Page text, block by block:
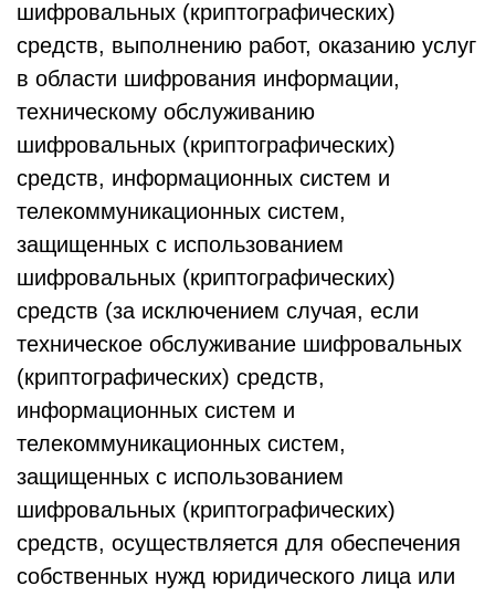
шифровальных (криптографических)
средств, выполнению работ, оказанию услуг
в области шифрования информации,
техническому обслуживанию
шифровальных (криптографических)
средств, информационных систем и
телекоммуникационных систем,
защищенных с использованием
шифровальных (криптографических)
средств (за исключением случая, если
техническое обслуживание шифровальных
(криптографических) средств,
информационных систем и
телекоммуникационных систем,
защищенных с использованием
шифровальных (криптографических)
средств, осуществляется для обеспечения
собственных нужд юридического лица или